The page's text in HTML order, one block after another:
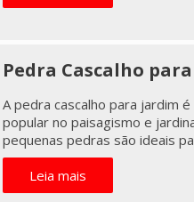
Pedra Cascalho
A pedra cascalho para jardim é
popular no paisagismo e
pequenas pedras são ideais
Leia mais